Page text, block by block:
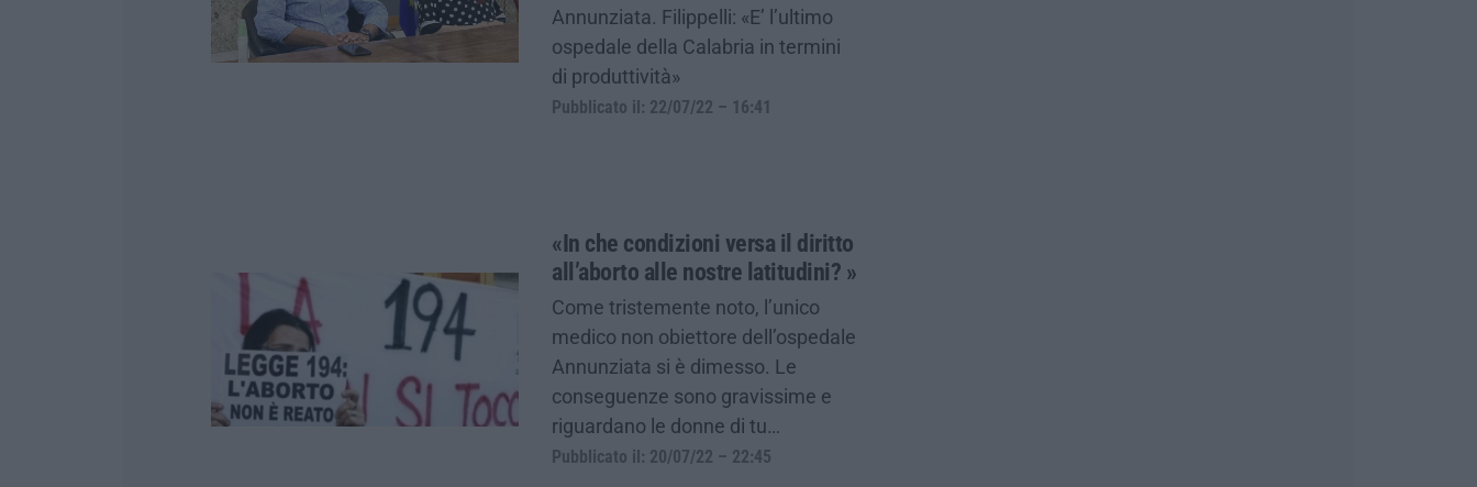
Annunziata. Filippelli: «E’ l’ultimo
ospedale della Calabria in termini
di produttività»
Pubblicato il: 22/07/22 – 16:41
«In che condizioni versa il diritto
all’aborto alle nostre latitudini? »
Come tristemente noto, l’unico
medico non obiettore dell’ospedale
Annunziata si è dimesso. Le
conseguenze sono gravissime e
riguardano le donne di tu…
Pubblicato il: 20/07/22 – 22:45